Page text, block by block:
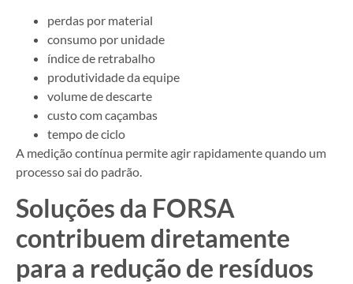
perdas por material
consumo por unidade
índice de retrabalho
produtividade da equipe
volume de descarte
custo com caçambas
tempo de ciclo
A medição contínua permite agir rapidamente quando um
processo sai do padrão.
Soluções da FORSA
contribuem diretamente
para a redução de resíduos